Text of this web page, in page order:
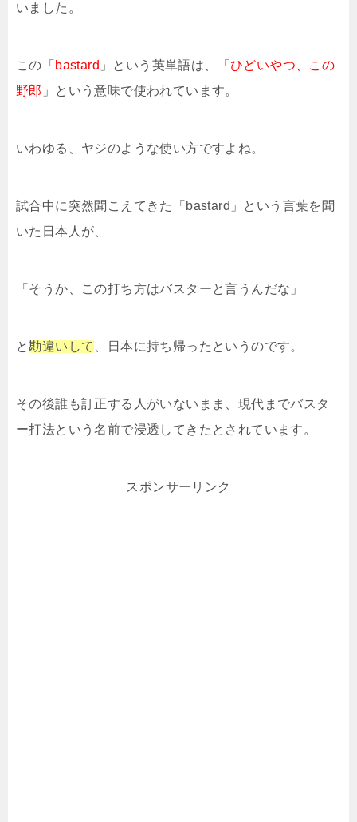
いました。
この「 bastard 」という英単語は、「ひどいやつ、この
野郎 」という意味で使われています。
いわゆる、ヤジのような使い方ですよね。
試合中に突然聞こえてきた「bastard」という言葉を聞
いた日本人が、
「そうか、この打ち方はバスターと言うんだな」
と勘違いして 、日本に持ち帰ったというのです。
その後誰も訂正する人がいないまま、現代までバスタ
ー打法という名前で浸透してきたとされています。
スポンサーリンク